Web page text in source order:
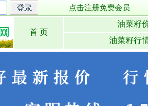
点击注册免费会员
首 页
油菜籽
油菜籽行